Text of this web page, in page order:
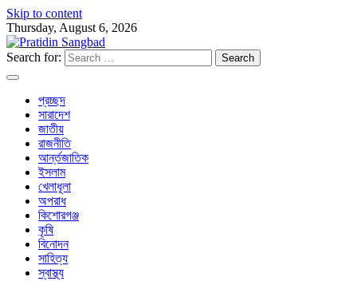
Skip to content
Thursday, August 6, 2026
Search for:
প্রচ্ছদ
সারাদেশ
জাতীয়
রাজনীতি
আর্ন্তজাতিক
ইসলাম
খেলাধূলা
অপরাধ
কিশোরগঞ্জ
কৃষি
বিনোদন
সাহিত্য
স্বাস্থ্য